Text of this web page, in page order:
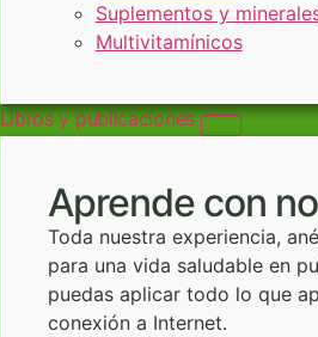
Suplementos y
Multivitamínicos
Libros y publicaciones
Aprende con
Toda nuestra experiencia,
para una vida saludable en
puedas aplicar todo lo que
conexión a Internet.